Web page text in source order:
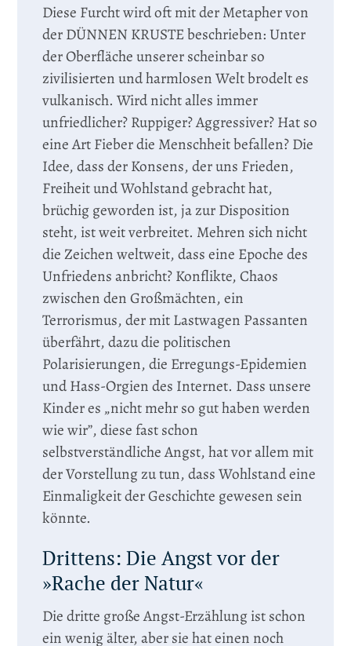
Diese Furcht wird oft mit der Metapher von
der DÜNNEN KRUSTE beschrieben: Unter
der Oberfläche unserer scheinbar so
zivilisierten und harmlosen Welt brodelt es
vulkanisch. Wird nicht alles immer
unfriedlicher? Ruppiger? Aggressiver? Hat so
eine Art Fieber die Menschheit befallen? Die
Idee, dass der Konsens, der uns Frieden,
Freiheit und Wohlstand gebracht hat,
brüchig geworden ist, ja zur Disposition
steht, ist weit verbreitet. Mehren sich nicht
die Zeichen weltweit, dass eine Epoche des
Unfriedens anbricht? Konflikte, Chaos
zwischen den Großmächten, ein
Terrorismus, der mit Lastwagen Passanten
überfährt, dazu die politischen
Polarisierungen, die Erregungs-Epidemien
und Hass-Orgien des Internet. Dass unsere
Kinder es „nicht mehr so gut haben werden
wie wir”, diese fast schon
selbstverständliche Angst, hat vor allem mit
der Vorstellung zu tun, dass Wohlstand eine
Einmaligkeit der Geschichte gewesen sein
könnte.
Drittens: Die Angst vor der
»Rache der Natur«
Die dritte große Angst-Erzählung ist schon
ein wenig älter, aber sie hat einen noch